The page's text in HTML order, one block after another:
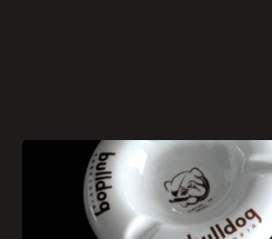
Neste mês de janeiro